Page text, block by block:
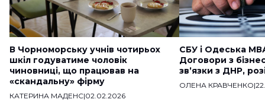
В Чорноморську учнів чотирьох
шкіл годуватиме чоловік
чиновниці, що працював на
«скандальну» фірму
КАТЕРИНА МАДЕНС|02.02.2026
СБУ і Одеська
Договори з
звʼязки з ДНР,
ОЛЕНА КРАВЧЕНКО|